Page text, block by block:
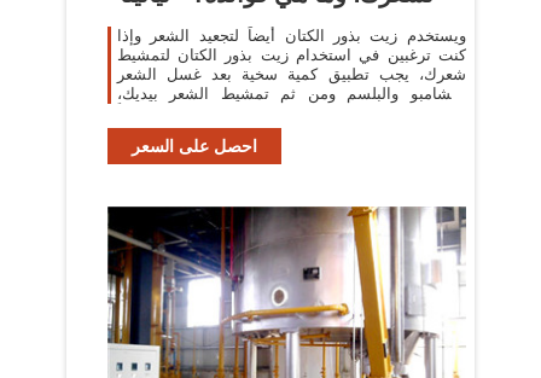
ويستخدم زيت بذور الكتان أيضاً لتجعيد الشعر وإذا
كنت ترغبين في استخدام زيت بذور الكتان لتمشيط
شعرك، يجب تطبيق كمية سخية بعد غسل الشعر
بالشامبو والبلسم ومن ثم تمشيط الشعر بيديك،
احصل على السعر